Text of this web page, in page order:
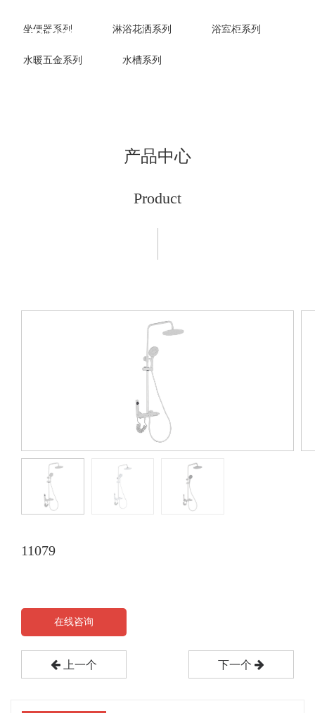
坐便器系列 淋浴花洒系列 浴室柜系列
水暖五金系列 水槽系列
产品中心
Product
11079
在线咨询
上一个 下一个